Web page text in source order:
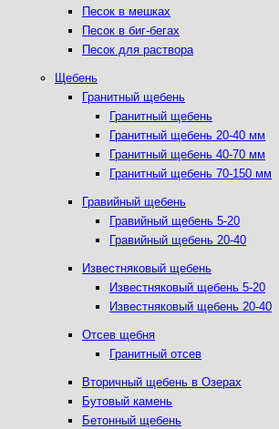
Песок в мешках
Песок в биг-бегах
Песок для раствора
Щебень
Гранитный щебень
Гранитный щебень
Гранитный щебень 20-40 мм
Гранитный щебень 40-70 мм
Гранитный щебень 70-150 мм
Гравийный щебень
Гравийный щебень 5-20
Гравийный щебень 20-40
Известняковый щебень
Известняковый щебень 5-20
Известняковый щебень 20-40
Отсев щебня
Гранитный отсев
Вторичный щебень в Озерах
Бутовый камень
Бетонный щебень